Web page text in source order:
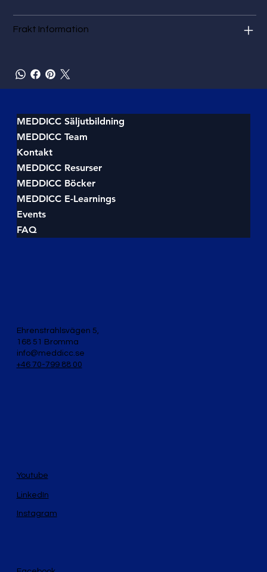
Frakt Information
MEDDICC Säljutbildning
MEDDICC Team
Kontakt
MEDDICC Resurser
MEDDICC Böcker
MEDDICC E-Learnings
Events
FAQ
Ehrenstrahlsvägen 5,
168 51 Bromma
info@meddicc.se
+46 70-799 88 00
LinkedIn
Instagram
Youtube